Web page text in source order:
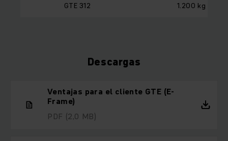
GTE 312 1.200 kg
Descargas
Ventajas para el cliente GTE (E-
Frame)
PDF (2,0 MB)